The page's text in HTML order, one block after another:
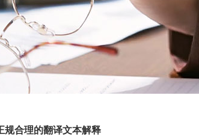
规合理的翻译文本解释